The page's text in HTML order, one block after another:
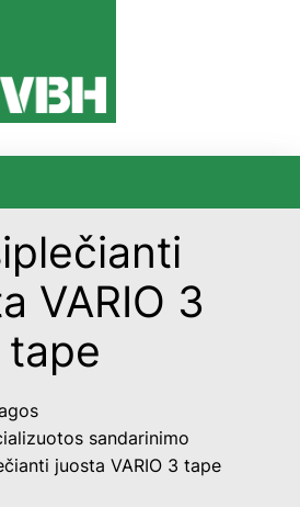
VARIO 3
tape
sandarinimo
juosta VARIO 3 tape